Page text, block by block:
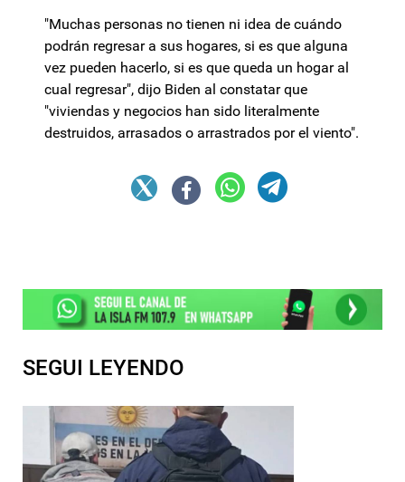
"Muchas personas no tienen ni idea de cuándo
podrán regresar a sus hogares, si es que alguna
vez pueden hacerlo, si es que queda un hogar al
cual regresar", dijo Biden al constatar que
"viviendas y negocios han sido literalmente
destruidos, arrasados o arrastrados por el viento".
SEGUI LEYENDO